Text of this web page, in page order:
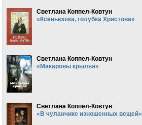
Светлана Коппел-Ковтун
«Ксеньюшка, голубка Христова»
Светлана Коппел-Ковтун
«Макаровы крылья»
Светлана Коппел-Ковтун
«В чуланчике изношенных вещей»